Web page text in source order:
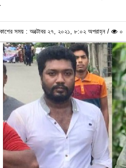
সময় : অক্টোবর ২৭, ২০২১, ৮:০২ অপরাহ্ন / ০